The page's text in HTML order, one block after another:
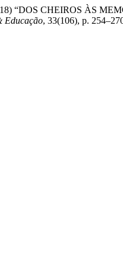
“DOS CHEIROS ÀS
Educação, 33(106), p.